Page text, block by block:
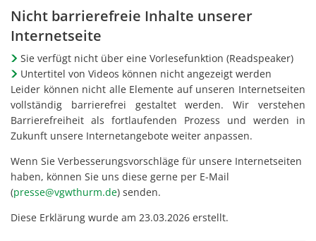
Nicht barrierefreie Inhalte unserer
Internetseite
Sie verfügt nicht über eine Vorlesefunktion (Readspeaker)
Untertitel von Videos können nicht angezeigt werden
Leider können nicht alle Elemente auf unseren Internetseiten
vollständig barrierefrei gestaltet werden. Wir verstehen
Barrierefreiheit als fortlaufenden Prozess und werden in
Zukunft unsere Internetangebote weiter anpassen.
Wenn Sie Verbesserungsvorschläge für unsere Internetseiten
haben, können Sie uns diese gerne per E-Mail
(presse@vgwthurm.de) senden.
Diese Erklärung wurde am 23.03.2026 erstellt.